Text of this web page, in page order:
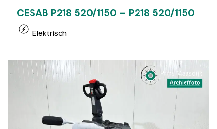
CESAB P218 520/1150 – P218 520/1150
Elektrisch